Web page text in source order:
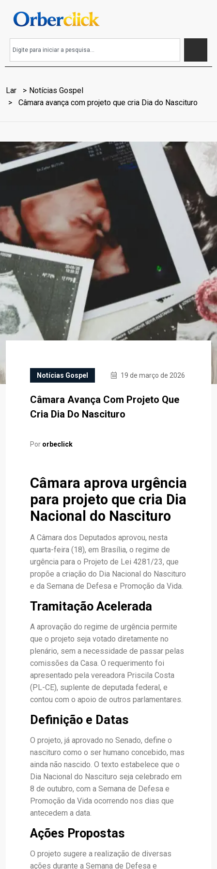
Lar
Notícias Gospel
Câmara avança com projeto que cria Dia do Nascituro
Notícias Gospel 19 de março de 2026
Câmara Avança Com Projeto Que
Cria Dia Do Nascituro
Por orbeclick
Câmara aprova urgência
para projeto que cria Dia
Nacional do Nascituro
A Câmara dos Deputados aprovou, nesta
quarta-feira (18), em Brasília, o regime de
urgência para o Projeto de Lei 4281/23, que
propõe a criação do Dia Nacional do Nascituro
e da Semana de Defesa e Promoção da Vida.
Tramitação Acelerada
A aprovação do regime de urgência permite
que o projeto seja votado diretamente no
plenário, sem a necessidade de passar pelas
comissões da Casa. O requerimento foi
apresentado pela vereadora Priscila Costa
(PL-CE), suplente de deputada federal, e
contou com o apoio de outros parlamentares.
Definição e Datas
O projeto, já aprovado no Senado, define o
nascituro como o ser humano concebido, mas
ainda não nascido. O texto estabelece que o
Dia Nacional do Nascituro seja celebrado em
8 de outubro, com a Semana de Defesa e
Promoção da Vida ocorrendo nos dias que
antecedem a data.
Ações Propostas
O projeto sugere a realização de diversas
ações durante a Semana de Defesa e